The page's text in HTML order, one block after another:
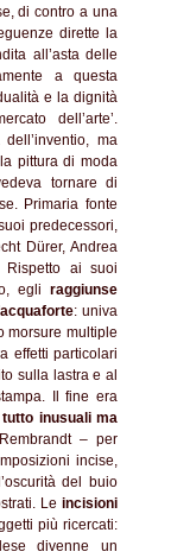
di contro a una
dirette la
all’asta delle
a questa
e la dignità
dell’arte’.
ma
pittura di moda
tornare di
Primaria fonte
predecessori,
Dürer, Andrea
Rispetto ai suoi
egli raggiunse
: univa
morsure multiple
effetti particolari
sulla lastra e al
Il fine era
inusuali ma
– per
incise,
del buio
Le incisioni
più ricercati:
divenne un